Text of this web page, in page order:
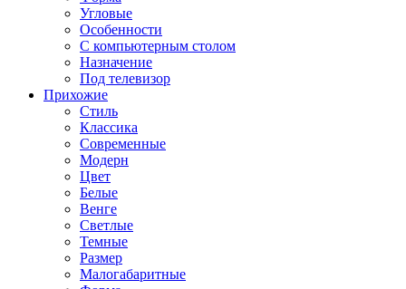
Угловые
Особенности
С компьютерным столом
Назначение
Под телевизор
Прихожие
Стиль
Классика
Современные
Модерн
Цвет
Белые
Венге
Светлые
Темные
Размер
Малогабаритные